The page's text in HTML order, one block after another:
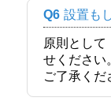
Q6 設置も
原則とし
せください
ご了承くだ